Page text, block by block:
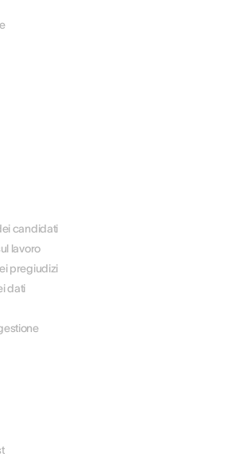
candidati
lavoro
pregiudizi
dati